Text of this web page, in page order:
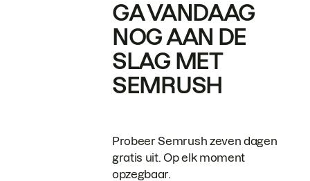
GA VANDAAG
NOG AAN DE
SLAG MET
SEMRUSH
Probeer Semrush zeven dagen
gratis uit. Op elk moment
opzegbaar.